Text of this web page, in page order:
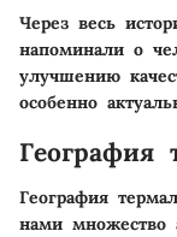
Через весь
напоминали о
улучшению
особенно
География
География
нами множество